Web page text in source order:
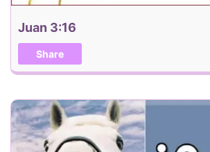
Juan 3:16
Share